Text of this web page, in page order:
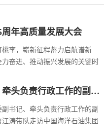
年高质量发展大会
李，崭新征程蓄力启航谱新
奋进、推动振兴发展的关键时
校召开建校75周年高质量发展大
名校友、专家学者出席大会。
会议。会前，播放了校友祝福
天涯同心抚油情》。与会人员
校党委副书记、牵头负责行政工作的副校长刘坚带队走访中国海洋石油集团有限公司并看望校友
书记、牵头负责行政工作的副
涛带队走访中国海洋石油集团